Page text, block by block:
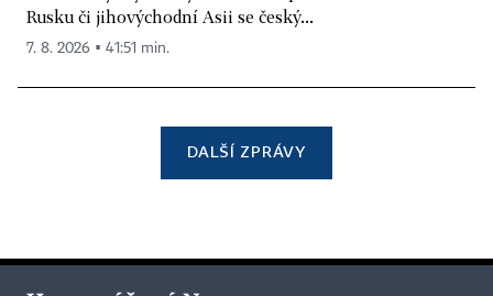
Rusku či jihovýchodní Asii se český...
7. 8. 2026 ▪ 41:51 min.
DALŠÍ ZPRÁVY